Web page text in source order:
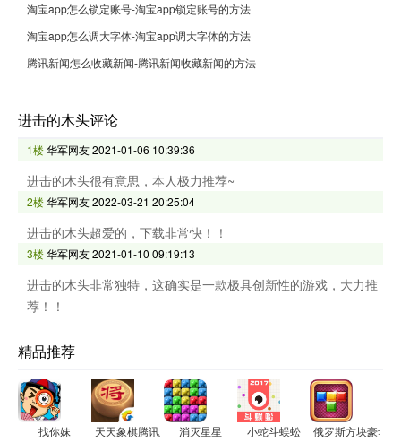
淘宝app怎么锁定账号-淘宝app锁定账号的方法
淘宝app怎么调大字体-淘宝app调大字体的方法
腾讯新闻怎么收藏新闻-腾讯新闻收藏新闻的方法
进击的木头评论
1楼华军网友2021-01-06 10:39:36
进击的木头很有意思，本人极力推荐~
2楼华军网友2022-03-21 20:25:04
进击的木头超爱的，下载非常快！！
3楼华军网友2021-01-10 09:19:13
进击的木头非常独特，这确实是一款极具创新性的游戏，大力推
荐！！
精品推荐
找你妹 天天象棋腾讯版 消灭星星 小蛇斗蜈蚣 俄罗斯方块豪华版